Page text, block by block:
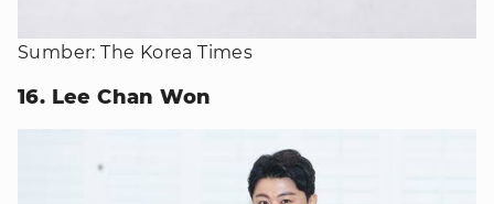
Sumber: The Korea Times
16. Lee Chan Won